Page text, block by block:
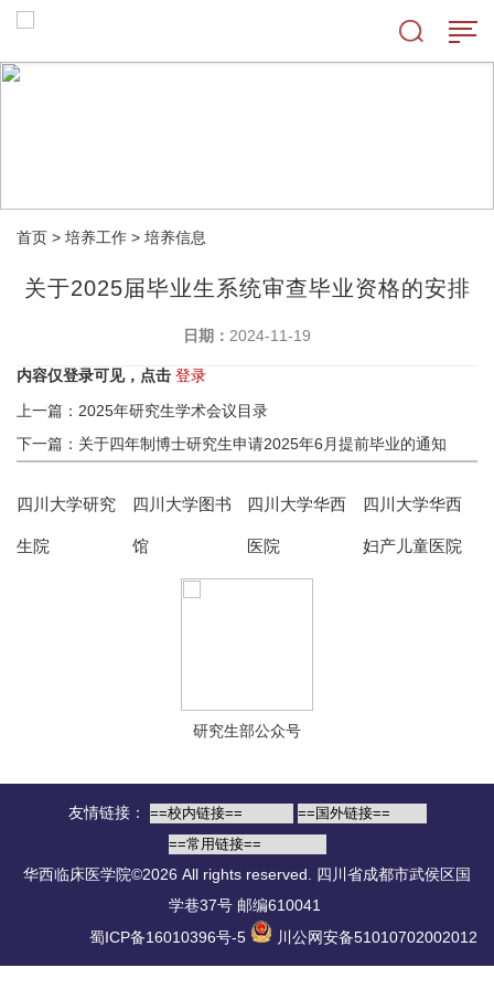
首页 > 培养工作 > 培养信息
关于2025届毕业生系统审查毕业资格的安排
日期： 2024-11-19
内容仅登录可见，点击 登录
上一篇：2025年研究生学术会议目录
下一篇：关于四年制博士研究生申请2025年6月提前毕业的通知
四川大学研究
生院
四川大学图书
馆
四川大学华西
医院
四川大学华西
妇产儿童医院
研究生部公众号
友情链接：
华西临床医学院©2026 All rights reserved.
四川省成都市武侯区国
学巷37号 邮编610041
蜀ICP备16010396号-5
川公网安备51010702002012